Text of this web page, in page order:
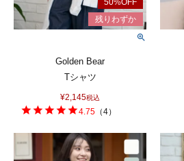
Golden Bear
Tシャツ
¥2,145税込
4.75 （4）